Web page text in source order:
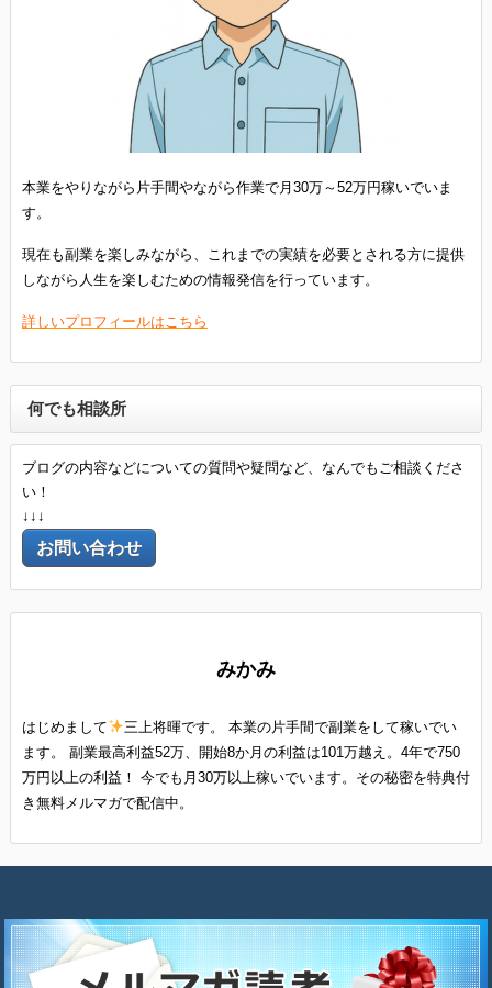
本業をやりながら片手間やながら作業で月30万～52万円稼いでいま
す。
現在も副業を楽しみながら、これまでの実績を必要とされる方に提供
しながら人生を楽しむための情報発信を行っています。
詳しいプロフィールはこちら
何でも相談所
ブログの内容などについての質問や疑問など、なんでもご相談くださ
い！
↓↓↓
お問い合わせ
みかみ
はじめまして
三上将暉です。 本業の片手間で副業をして稼いでい
ます。 副業最高利益52万、開始8か月の利益は101万越え。4年で750
万円以上の利益！ 今でも月30万以上稼いでいます。その秘密を特典付
き無料メルマガで配信中。